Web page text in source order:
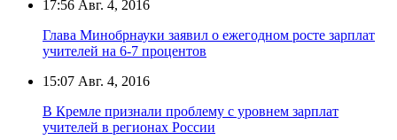
17:56 Авг. 4, 2016
Глава Минобрнауки заявил о ежегодном росте зарплат
учителей на 6-7 процентов
15:07 Авг. 4, 2016
В Кремле признали проблему с уровнем зарплат
учителей в регионах России